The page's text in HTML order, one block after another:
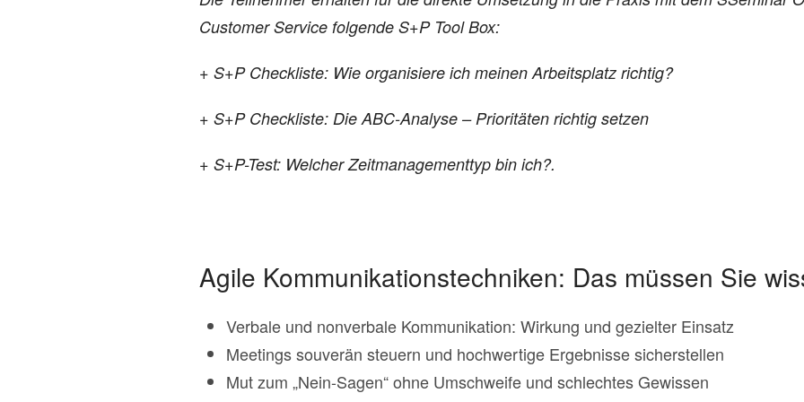
Customer Service folgende S+P Tool Box:
+ S+P Checkliste: Wie organisiere ich meinen Arbeitsplatz richtig?
+ S+P Checkliste: Die ABC-Analyse – Prioritäten richtig setzen
+ S+P-Test: Welcher Zeitmanagementtyp bin ich?.
Agile Kommunikationstechniken: Das müssen Sie
Verbale und nonverbale Kommunikation: Wirkung und gezielter Einsatz
Meetings souverän steuern und hochwertige Ergebnisse sicherstellen
Mut zum „Nein-Sagen“ ohne Umschweife und schlechtes Gewissen